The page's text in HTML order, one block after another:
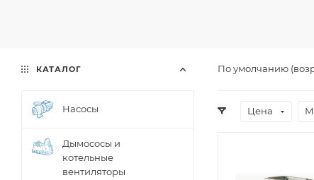
По умолчанию
Цена
КАТАЛОГ
Насосы
Дымососы и
котельные
вентиляторы